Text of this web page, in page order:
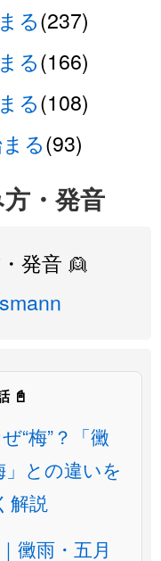
る(237)
る(166)
る(108)
る(93)
・発音
発音 👱
📓
“梅”？「黴
との違いを
解説
黴雨・五月